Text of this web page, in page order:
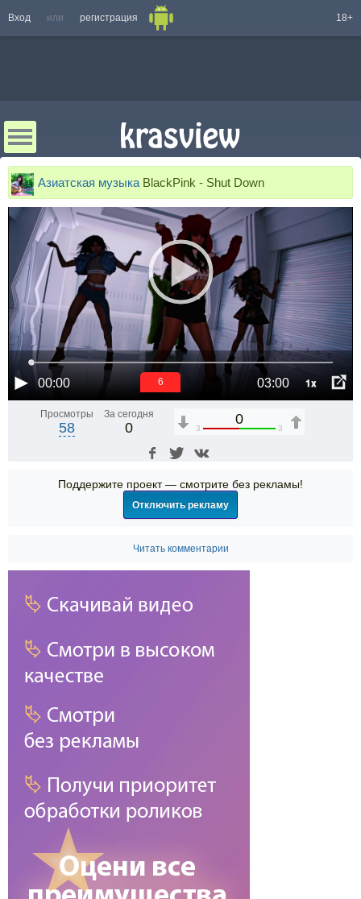
Вход или регистрация 18+
Азиатская музыка BlackPink - Shut Down
00:00 03:00 1x
6
Просмотры
58
За сегодня
0
0
3 3
Поддержите проект — смотрите без рекламы!
Отключить рекламу
Читать комментарии